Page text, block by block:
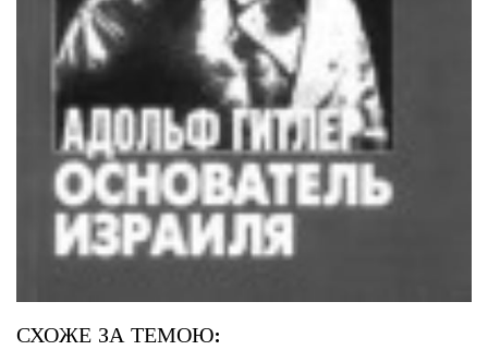
СХОЖЕ ЗА ТЕМОЮ: